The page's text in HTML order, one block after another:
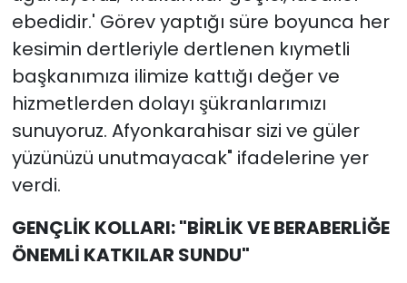
ebedidir.' Görev yaptığı süre boyunca her
kesimin dertleriyle dertlenen kıymetli
başkanımıza ilimize kattığı değer ve
hizmetlerden dolayı şükranlarımızı
sunuyoruz. Afyonkarahisar sizi ve güler
yüzünüzü unutmayacak" ifadelerine yer
verdi.
GENÇLİK KOLLARI: "BİRLİK VE BERABERLİĞE
ÖNEMLİ KATKILAR SUNDU"